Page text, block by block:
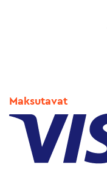
Maksutavat